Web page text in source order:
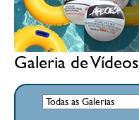
Galeria de Vídeos